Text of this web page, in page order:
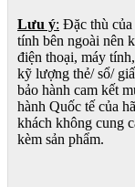
Lưu ý: Đặc thù
tính bên ngoài nên
điện thoại, máy
kỹ lượng thẻ/ sổ/
bảo hành cam kết
hành Quốc tế của
khách không cung
kèm sản phẩm.